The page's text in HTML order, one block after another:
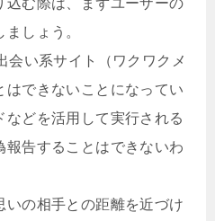
しょう。
会い系サイト（ワクワクメ
はできないことになってい
などを活用して実行される
告することはできないわ
の相手との距離を近づけ